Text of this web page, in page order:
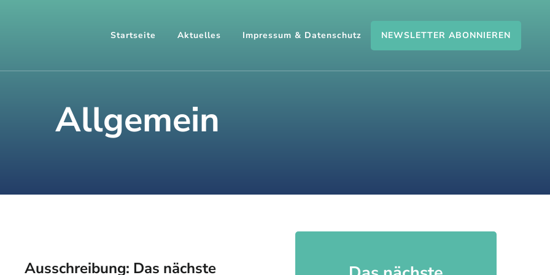
Startseite Aktuelles Impressum & Datenschutz NEWSLETTER ABONNIEREN
Allgemein
Ausschreibung: Das nächste